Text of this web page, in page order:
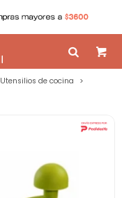
Utensilios de cocina